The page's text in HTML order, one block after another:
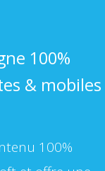
100%
& mobiles
100%